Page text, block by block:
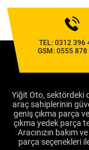
TEL:0312 396
GSM: 0555 878
Yiğit Oto, sektördeki
araç sahiplerinin
geniş çıkma parça
çıkma yedek parça
Aracınızın bakım
parça seçenekleri